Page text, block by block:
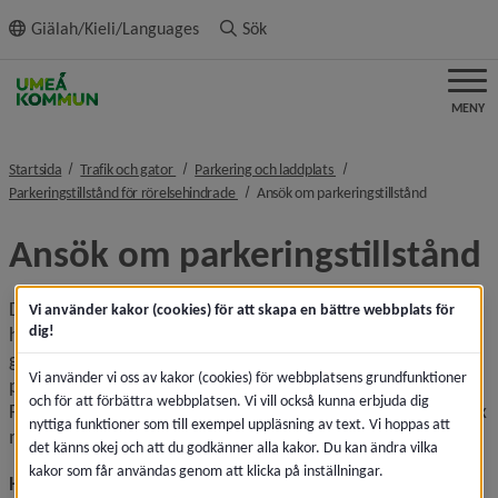
innehållet
Giälah/Kieli/Languages Sök
MENY
Startsida Trafik och gator nivå i brödsmulenavigeringen
Parkering och laddplats nivå i
Parkeringstillstånd för rörelsehindrade nivå i brödsmulenavigeringen
Ansök om parkeringstillståndnivå i
Ansök om parkeringstillstånd
Du som har väsentliga svårigheter att förflytta dig på egen
hand med bästa möjliga hjälpmedel inom rimligt
gångavstånd från en parkeringsplats kan ansöka om
parkeringstillstånd för rörelsehindrade.
Funktionsnedsättningen ska ha en varaktighet om minst sex
månader.
Hur ansöker jag för första gången?
Vi använder kakor (cookies) för att skapa en bättre webbplats för
dig!
Vi använder vi oss av kakor (cookies) för webbplatsens grundfunktioner
och för att förbättra webbplatsen. Vi vill också kunna erbjuda dig
nyttiga funktioner som till exempel uppläsning av text. Vi hoppas att
det känns okej och att du godkänner alla kakor. Du kan ändra vilka
kakor som får användas genom att klicka på inställningar.